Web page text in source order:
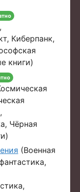
Киберпанк,
книги)
Чёрная
(Военная